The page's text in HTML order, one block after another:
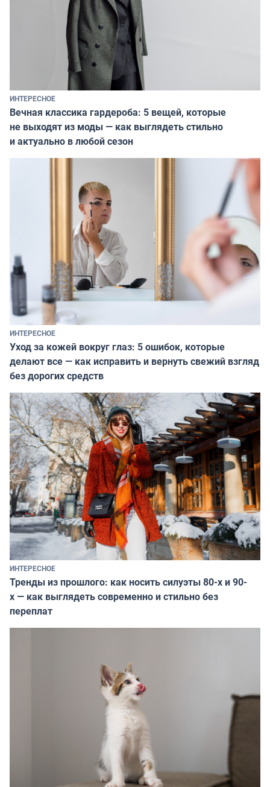
ИНТЕРЕСНОЕ
Вечная классика гардероба: 5 вещей, которые
не выходят из моды — как выглядеть стильно
и актуально в любой сезон
ИНТЕРЕСНОЕ
Уход за кожей вокруг глаз: 5 ошибок, которые
делают все — как исправить и вернуть свежий взгляд
без дорогих средств
ИНТЕРЕСНОЕ
Тренды из прошлого: как носить силуэты 80-х и 90-
х — как выглядеть современно и стильно без
переплат